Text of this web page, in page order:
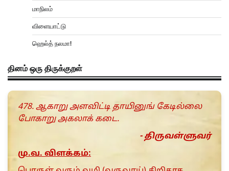
மாநிலம்
விளையாட்டு
ஹெல்த் நலமா!
தினம் ஒரு திருக்குறள்
478. ஆகாறு அளவிட்டி தாயினுங் கேடில்லை
போகாறு அகலாக் கடை.
- திருவள்ளுவர்
மு.வ. விளக்கம்: